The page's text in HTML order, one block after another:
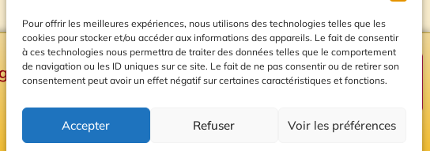
Pour offrir les meilleures expériences, nous utilisons des technologies telles que les
cookies pour stocker et/ou accéder aux informations des appareils. Le fait de consentir
à ces technologies nous permettra de traiter des données telles que le comportement
de navigation ou les ID uniques sur ce site. Le fait de ne pas consentir ou de retirer son
consentement peut avoir un effet négatif sur certaines caractéristiques et fonctions.
Accepter Refuser Voir les préférences
Plan du site